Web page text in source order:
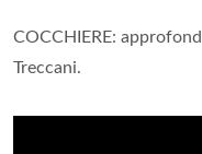
COCCHIERE:
Treccani.